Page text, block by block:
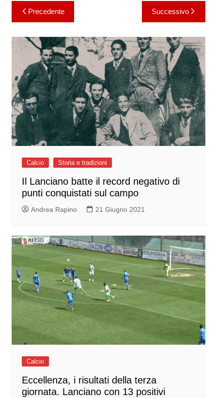
Navigazione
articoli
Precedente Successivo
Calcio Storia e tradizioni
Il Lanciano batte il record negativo di
punti conquistati sul campo
Andrea Rapino 21 Giugno 2021
Calcio
Eccellenza, i risultati della terza
giornata. Lanciano con 13 positivi